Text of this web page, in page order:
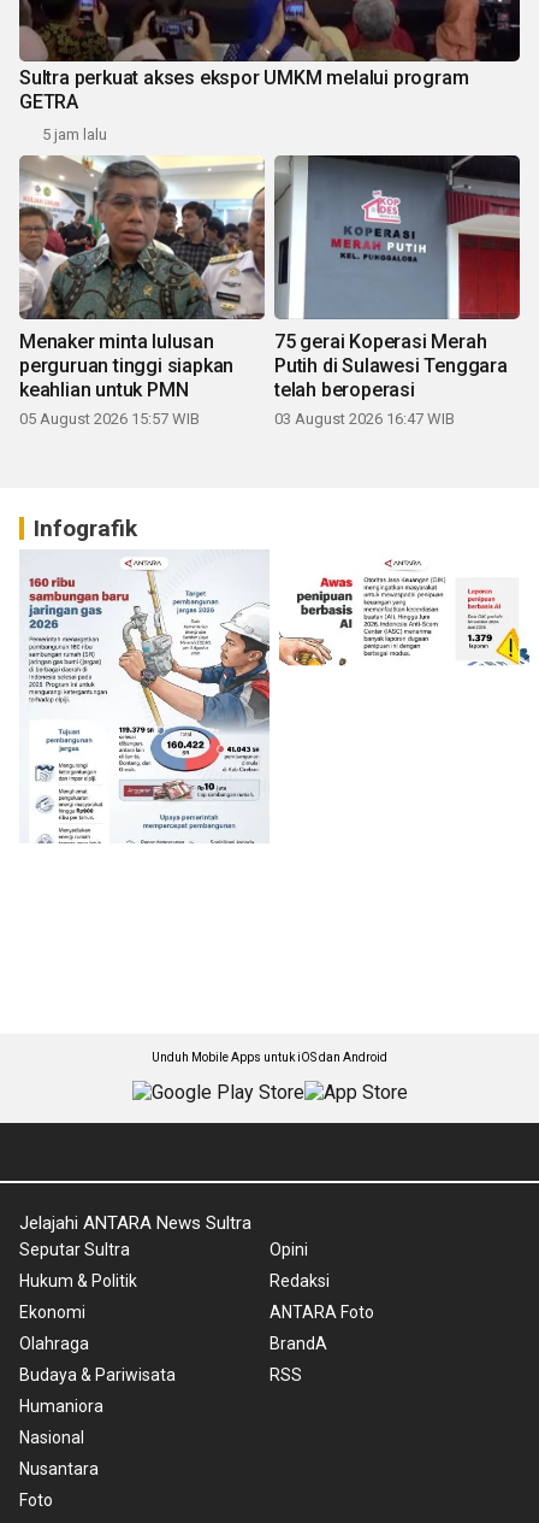
Sultra perkuat akses ekspor UMKM melalui program
GETRA
5 jam lalu
Menaker minta lulusan
perguruan tinggi siapkan
keahlian untuk PMN
05 August 2026 15:57 WIB
75 gerai Koperasi Merah
Putih di Sulawesi Tenggara
telah beroperasi
03 August 2026 16:47 WIB
Infografik
Unduh Mobile Apps untuk iOS dan Android
Jelajahi ANTARA News Sultra
Seputar Sultra
Hukum & Politik
Ekonomi
Olahraga
Budaya & Pariwisata
Humaniora
Nasional
Nusantara
Foto
Opini
Redaksi
ANTARA Foto
BrandA
RSS